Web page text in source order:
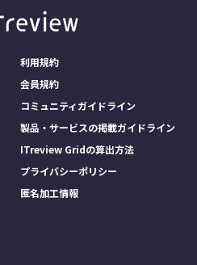
利用規約
会員規約
コミュニティガイドライン
製品・サービスの掲載ガイドライン
ITreview Gridの算出方法
プライバシーポリシー
匿名加工情報